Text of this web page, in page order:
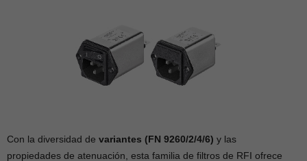
Con la diversidad de variantes (FN 9260/2/4/6) y las
propiedades de atenuación, esta familia de filtros de RFI ofrece